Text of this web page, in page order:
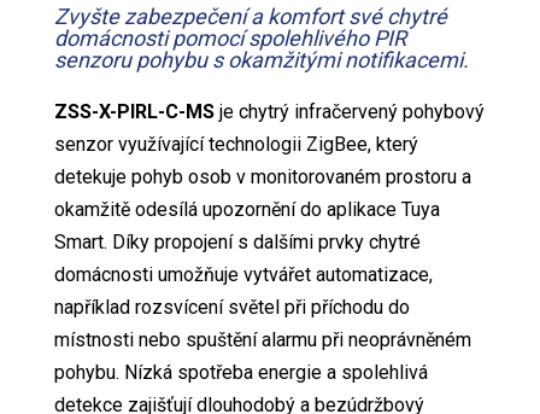
Zvyšte zabezpečení a komfort své chytré
domácnosti pomocí spolehlivého PIR
senzoru pohybu s okamžitými notifikacemi.
ZSS-X-PIRL-C-MS je chytrý infračervený pohybový
senzor využívající technologii ZigBee, který
detekuje pohyb osob v monitorovaném prostoru a
okamžitě odesílá upozornění do aplikace Tuya
Smart. Díky propojení s dalšími prvky chytré
domácnosti umožňuje vytvářet automatizace,
například rozsvícení světel při příchodu do
místnosti nebo spuštění alarmu při neoprávněném
pohybu. Nízká spotřeba energie a spolehlivá
detekce zajišťují dlouhodobý a bezúdržbový